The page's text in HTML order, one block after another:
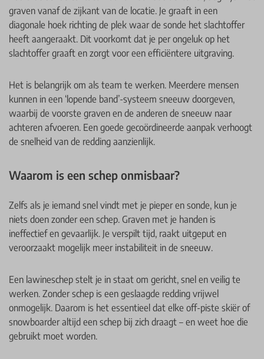
graven vanaf de zijkant van de locatie. Je graaft in een
diagonale hoek richting de plek waar de sonde het slachtoffer
heeft aangeraakt. Dit voorkomt dat je per ongeluk op het
slachtoffer graaft en zorgt voor een efficiëntere uitgraving.
Het is belangrijk om als team te werken. Meerdere mensen
kunnen in een ‘lopende band’-systeem sneeuw doorgeven,
waarbij de voorste graven en de anderen de sneeuw naar
achteren afvoeren. Een goede gecoördineerde aanpak verhoogt
de snelheid van de redding aanzienlijk.
Waarom is een schep onmisbaar?
Zelfs als je iemand snel vindt met je pieper en sonde, kun je
niets doen zonder een schep. Graven met je handen is
ineffectief en gevaarlijk. Je verspilt tijd, raakt uitgeput en
veroorzaakt mogelijk meer instabiliteit in de sneeuw.
Een lawineschep stelt je in staat om gericht, snel en veilig te
werken. Zonder schep is een geslaagde redding vrijwel
onmogelijk. Daarom is het essentieel dat elke off-piste skiër of
snowboarder altijd een schep bij zich draagt – en weet hoe die
gebruikt moet worden.